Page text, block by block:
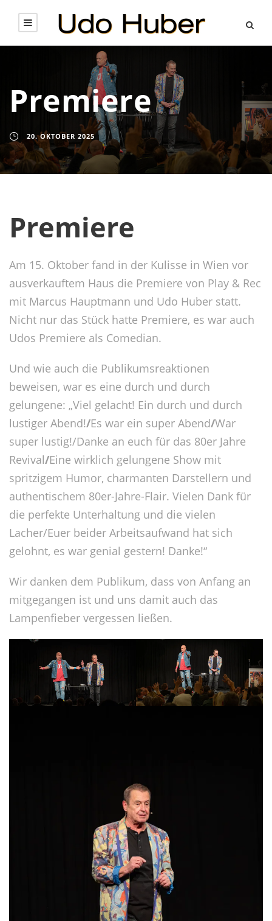
Premiere
20. OKTOBER 2025
Premiere
Am 15. Oktober fand in der Kulisse in Wien vor
ausverkauftem Haus die Premiere von Play & Rec
mit Marcus Hauptmann und Udo Huber statt.
Nicht nur das Stück hatte Premiere, es war auch
Udos Premiere als Comedian.
Und wie auch die Publikumsreaktionen
beweisen, war es eine durch und durch
gelungene: „Viel gelacht! Ein durch und durch
lustiger Abend!/Es war ein super Abend/War
super lustig!/Danke an euch für das 80er Jahre
Revival/Eine wirklich gelungene Show mit
spritzigem Humor, charmanten Darstellern und
authentischem 80er-Jahre-Flair. Vielen Dank für
die perfekte Unterhaltung und die vielen
Lacher/Euer beider Arbeitsaufwand hat sich
gelohnt, es war genial gestern! Danke!“
Wir danken dem Publikum, dass von Anfang an
mitgegangen ist und uns damit auch das
Lampenfieber vergessen ließen.